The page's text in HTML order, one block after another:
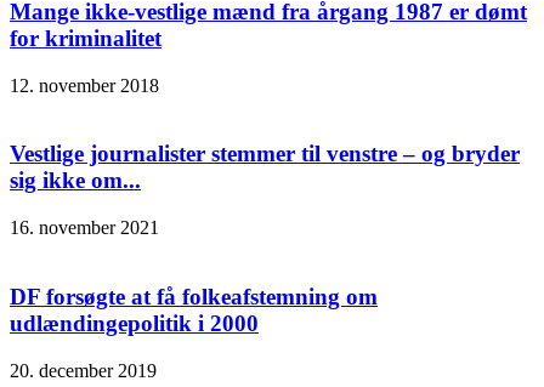
Mange ikke-vestlige mænd fra årgang 1987 er dømt
for kriminalitet
12. november 2018
Vestlige journalister stemmer til venstre – og bryder
sig ikke om...
16. november 2021
DF forsøgte at få folkeafstemning om
udlændingepolitik i 2000
20. december 2019